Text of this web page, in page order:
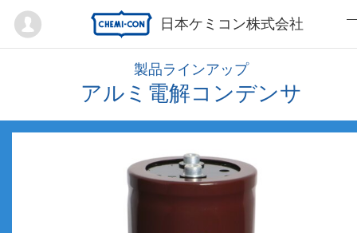
日本ケミコン株式会社
Mypage
製品ラインアップ
アルミ電解コンデンサ